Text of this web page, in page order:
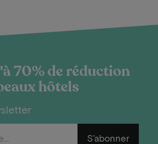
70% de réduction
hôtels
S'abonner